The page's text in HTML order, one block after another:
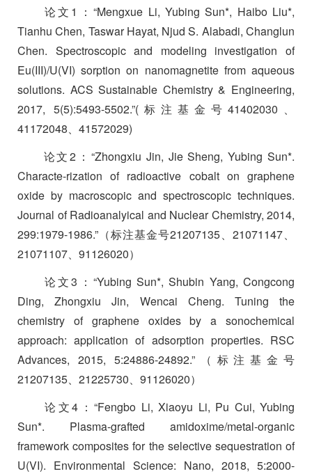
论文 1 ：“Mengxue Li, Yubing Sun*, Haibo Liu*,
Tianhu Chen, Taswar Hayat, Njud S. Alabadi, Changlun
Chen. Spectroscopic and modeling investigation of
Eu(III)/U(VI) sorption on nanomagnetite from aqueous
solutions. ACS Sustainable Chemistry & Engineering,
2017, 5(5):5493-5502.”( 标注基金号 41402030 、
41172048、 41572029)
论文2 ： “Zhongxiu Jin, Jie Sheng, Yubing Sun*.
Characte-rization of radioactive cobalt on graphene
oxide by macroscopic and spectroscopic techniques.
Journal of Radioanalyical and Nuclear Chemistry, 2014,
299:1979-1986.” （标注基金号21207135、 21071147、
21071107、 91126020）
论文3 ： “Yubing Sun*, Shubin Yang, Congcong
Ding, Zhongxiu Jin, Wencai Cheng. Tuning the
chemistry of graphene oxides by a sonochemical
approach: application of adsorption properties. RSC
Advances, 2015, 5:24886-24892.”（标注基金号
21207135、 21225730、 91126020）
论文4 ： “Fengbo Li, Xiaoyu Li, Pu Cui, Yubing
Sun*. Plasma-grafted amidoxime/metal-organic
framework composites for the selective sequestration of
U(VI). Environmental Science: Nano, 2018, 5:2000-